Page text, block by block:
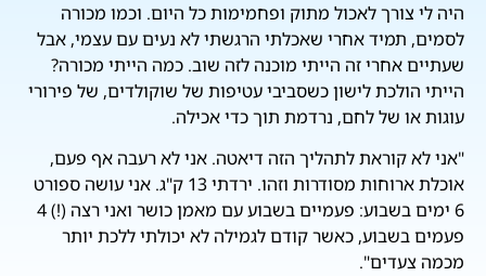
היה לי צורך לאכול מתוק ופחמימות כל היום. וכמו מכורה
לסמים, תמיד אחרי שאכלתי הרגשתי לא נעים עם עצמי, אבל
שעתיים אחרי זה הייתי מוכנה לזה שוב. כמה הייתי מכורה?
הייתי הולכת לישון כשסביבי עטיפות של שוקולדים, של פירורי
עוגות או של לחם, נרדמת תוך כדי אכילה.
"אני לא קוראת לתהליך הזה דיאטה. אני לא רעבה אף פעם,
אוכלת ארוחות מסודרות וזהו. ירדתי 13 ק"ג. אני עושה ספורט
6 ימים בשבוע: פעמיים בשבוע עם מאמן כושר ואני רצה (!) 4
פעמים בשבוע, כאשר קודם לגמילה לא יכולתי ללכת יותר
מכמה צעדים".